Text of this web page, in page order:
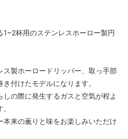
杯用のステンレスホーロー製円
製ホーロードリッパー、取っ手部
付けたモデルになります。
の際に発生するガスと空気が程よ
本来の薫りと味をお楽しみいただけ